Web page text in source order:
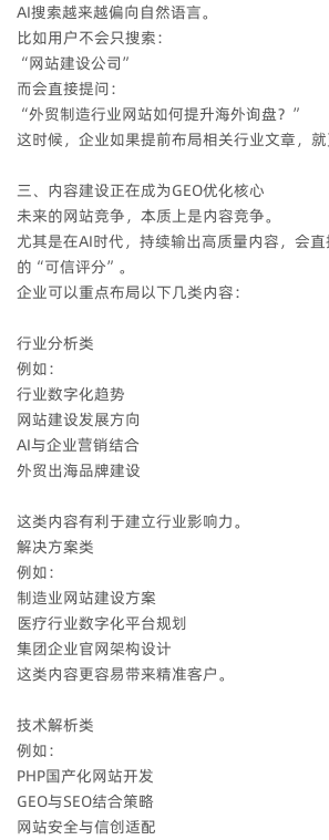
AI搜索越来越偏向自然语言。
比如用户不会只搜索：
“网站建设公司”
而会直接提问：
“外贸制造行业网站如何提升海外询盘？”
这时候，企业如果提前布局相关行业文章，就
三、内容建设正在成为GEO优化核心
未来的网站竞争，本质上是内容竞争。
尤其是在AI时代，持续输出高质量内容，会
的“可信评分”。
企业可以重点布局以下几类内容：
行业分析类
例如：
行业数字化趋势
网站建设发展方向
AI与企业营销结合
外贸出海品牌建设
这类内容有利于建立行业影响力。
解决方案类
例如：
制造业网站建设方案
医疗行业数字化平台规划
集团企业官网架构设计
这类内容更容易带来精准客户。
技术解析类
例如：
PHP国产化网站开发
GEO与SEO结合策略
网站安全与信创适配